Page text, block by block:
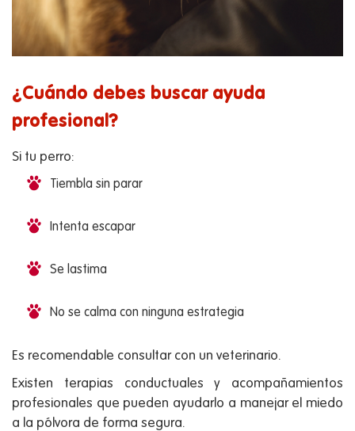
¿Cuándo debes buscar ayuda
profesional?
Si tu perro:
Tiembla sin parar
Intenta escapar
Se lastima
No se calma con ninguna estrategia
Es recomendable consultar con un veterinario.
Existen terapias conductuales y acompañamientos
profesionales que pueden ayudarlo a manejar el miedo
a la pólvora de forma segura.